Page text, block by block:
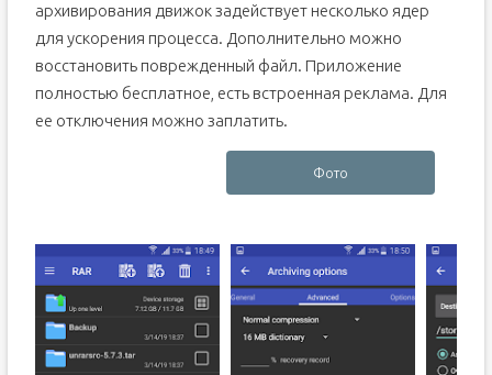
архивирования движок задействует несколько ядер
для ускорения процесса. Дополнительно можно
восстановить поврежденный файл. Приложение
полностью бесплатное, есть встроенная реклама. Для
ее отключения можно заплатить.
Фото